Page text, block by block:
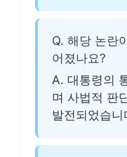
Q. 해당 논란
어졌나요?
A. 대통령의
며 사법적 판
발전되었습니